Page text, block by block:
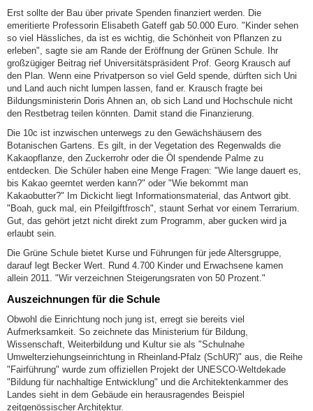
Erst sollte der Bau über private Spenden finanziert werden. Die
emeritierte Professorin Elisabeth Gateff gab 50.000 Euro. "Kinder sehen
so viel Hässliches, da ist es wichtig, die Schönheit von Pflanzen zu
erleben", sagte sie am Rande der Eröffnung der Grünen Schule. Ihr
großzügiger Beitrag rief Universitätspräsident Prof. Georg Krausch auf
den Plan. Wenn eine Privatperson so viel Geld spende, dürften sich Uni
und Land auch nicht lumpen lassen, fand er. Krausch fragte bei
Bildungsministerin Doris Ahnen an, ob sich Land und Hochschule nicht
den Restbetrag teilen könnten. Damit stand die Finanzierung.
Die 10c ist inzwischen unterwegs zu den Gewächshäusern des
Botanischen Gartens. Es gilt, in der Vegetation des Regenwalds die
Kakaopflanze, den Zuckerrohr oder die Öl spendende Palme zu
entdecken. Die Schüler haben eine Menge Fragen: "Wie lange dauert es,
bis Kakao geerntet werden kann?" oder "Wie bekommt man
Kakaobutter?" Im Dickicht liegt Informationsmaterial, das Antwort gibt.
"Boah, guck mal, ein Pfeilgiftfrosch", staunt Serhat vor einem Terrarium.
Gut, das gehört jetzt nicht direkt zum Programm, aber gucken wird ja
erlaubt sein.
Die Grüne Schule bietet Kurse und Führungen für jede Altersgruppe,
darauf legt Becker Wert. Rund 4.700 Kinder und Erwachsene kamen
allein 2011. "Wir verzeichnen Steigerungsraten von 50 Prozent."
Auszeichnungen für die Schule
Obwohl die Einrichtung noch jung ist, erregt sie bereits viel
Aufmerksamkeit. So zeichnete das Ministerium für Bildung,
Wissenschaft, Weiterbildung und Kultur sie als "Schulnahe
Umwelterziehungseinrichtung in Rheinland-Pfalz (SchUR)" aus, die Reihe
"Fairführung" wurde zum offiziellen Projekt der UNESCO-Weltdekade
"Bildung für nachhaltige Entwicklung" und die Architektenkammer des
Landes sieht in dem Gebäude ein herausragendes Beispiel
zeitgenössischer Architektur.